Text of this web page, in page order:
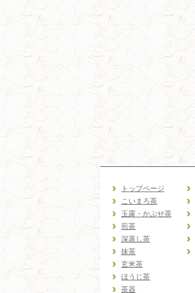
トップページ
こいまろ茶
玉露・かぶせ茶
煎茶
深蒸し茶
抹茶
玄米茶
ほうじ茶
茶器